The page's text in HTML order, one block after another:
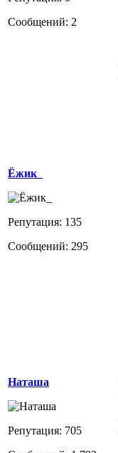
Сообщений: 2
Ёжик_
Репутация: 135
Сообщений: 295
Наташа
Репутация: 705